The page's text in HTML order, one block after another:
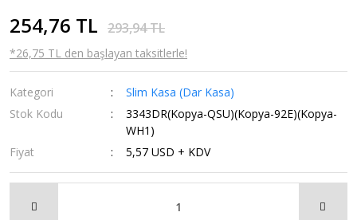
254,76 TL 293,94 TL
*26,75 TL den başlayan taksitlerle!
Kategori
Slim Kasa (Dar Kasa)
Stok Kodu
3343DR(Kopya-QSU)(Kopya-92E)(Kopya-
WH1)
Fiyat
5,57 USD + KDV